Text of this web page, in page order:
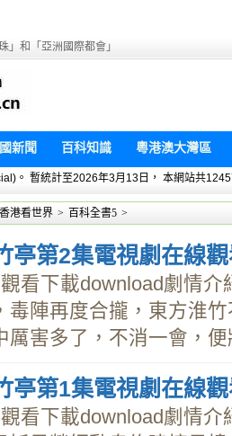
」和「亞洲國際都會」
新聞 百科知識 粵港澳大灣區
。 暫統計至2026年3月13日， 本網站共
香港看世界 > 百科全書5 >
亭第2集電視劇在線
看下載download劇情
毒陣再度合攏，東方淮
厲害多了，不消一會，
亭第1集電視劇在線
看下載download劇情